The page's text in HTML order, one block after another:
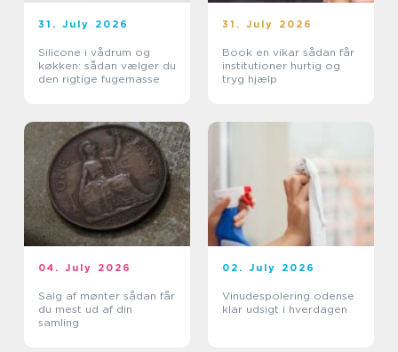
31. July 2026
Silicone i vådrum og
køkken: sådan vælger du
den rigtige fugemasse
31. July 2026
Book en vikar sådan får
institutioner hurtig og
tryg hjælp
04. July 2026
Salg af mønter sådan får
du mest ud af din
samling
02. July 2026
Vinudespolering odense
klar udsigt i hverdagen